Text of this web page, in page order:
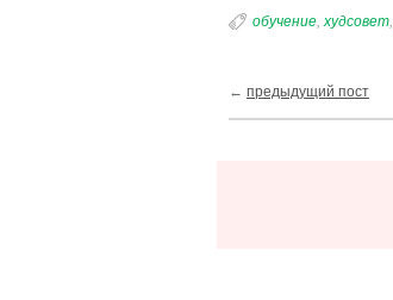
обучение,худсовет,
← предыдущий пост